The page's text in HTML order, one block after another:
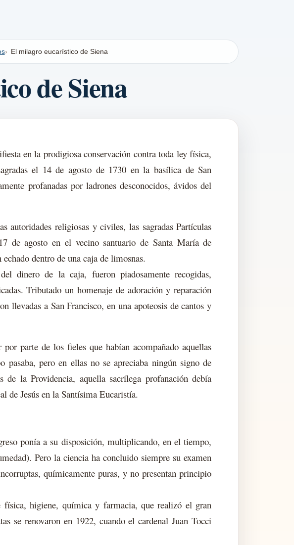
El milagro eucarístico de Siena
de Siena
en la prodigiosa conservación contra toda ley física,
el 14 de agosto de 1730 en la basílica de San
profanadas por ladrones desconocidos, ávidos del
autoridades religiosas y civiles, las sagradas Partículas
de agosto en el vecino santuario de Santa María de
dentro de una caja de limosnas.
dinero de la caja, fueron piadosamente recogidas,
Tributado un homenaje de adoración y reparación
llevadas a San Francisco, en una apoteosis de cantos y
parte de los fieles que habían acompañado aquellas
pero en ellas no se apreciaba ningún signo de
la Providencia, aquella sacrílega profanación debía
de Jesús en la Santísima Eucaristía.
ponía a su disposición, multiplicando, en el tiempo,
Pero la ciencia ha concluido siempre su examen
químicamente puras, y no presentan principio
higiene, química y farmacia, que realizó el gran
se renovaron en 1922, cuando el cardenal Juan Tocci